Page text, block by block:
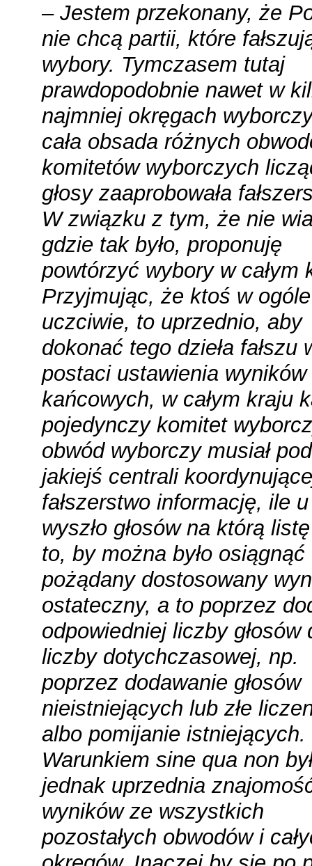
– Jestem przekonany, że
nie chcą partii, które
wybory. Tymczasem tutaj
prawdopodobnie nawet w
najmniej okręgach
cała obsada różnych
komitetów wyborczych
głosy zaaprobowała
W związku z tym, że nie
gdzie tak było, proponuję
powtórzyć wybory w całym
Przyjmując, że ktoś w ogóle
uczciwie, to uprzednio, aby
dokonać tego dzieła fałszu
postaci ustawienia wyników
kańcowych, w całym kraju
pojedynczy komitet
obwód wyborczy musiał
jakiejś centrali
fałszerstwo informację, ile
wyszło głosów na którą
to, by można było osiągnąć
pożądany dostosowany
ostateczny, a to poprzez
odpowiedniej liczby głosów
liczby dotychczasowej, np.
poprzez dodawanie głosów
nieistniejących lub złe
albo pomijanie istniejących.
Warunkiem sine qua non
jednak uprzednia
wyników ze wszystkich
pozostałych obwodów i